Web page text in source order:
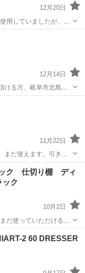
12月20日
用していましたが、天
)を繋げることで照明
現状でのお渡しになり
12月14日
ける方、岐阜市北島周
ます。
11月22日
まだ使えます。引き取
ー ルーム
ク 仕切り棚 ディ
ク
10月2日
だ使っていただけると
ットのお値段です。
で自宅ま 2 60 DRESSER